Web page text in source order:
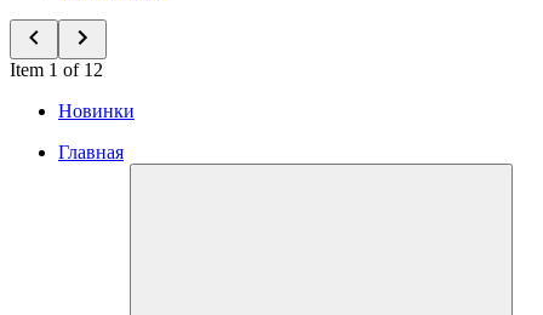
Item 1 of 12
Новинки
Главная